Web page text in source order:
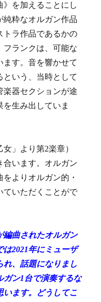
》を加えることにし
純粋なオルガン作品
トラ作品であるかの
フランクは、可能な
ます。音を響かせて
という、当時として
楽器セクションが途
生み出していま
」より第2楽章）
合います。オルガン
よりオルガン的・
ていただくことがで
曲されたオルガン
2021年にミューザ
れ、話題になりまし
ガン1台で演奏するな
います。どうしてこ